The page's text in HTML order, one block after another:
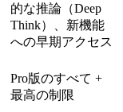
的な推論（Deep
Think）、新機能
への早期アクセス
Pro版のすべて +
最高の制限